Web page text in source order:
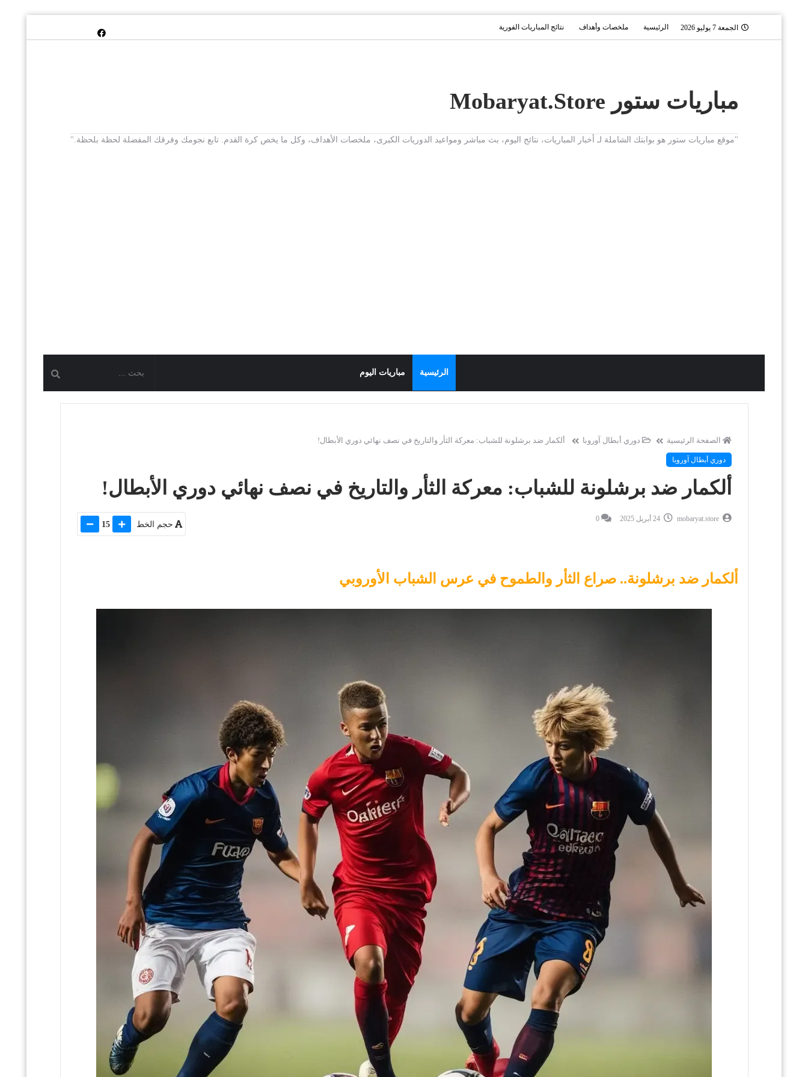
الجمعة 7 يوليو 2026 الرئيسية ملخصات وأهداف نتائج المباريات الفورية
مباريات ستور Mobaryat.Store
"موقع مباريات ستور هو بوابتك الشاملة لـ أخبار المباريات، نتائج اليوم، بث مباشر ومواعيد الدوريات الكبرى، ملخصات الأهداف، وكل ما يخص كرة القدم. تابع نجومك وفرقك المفضلة لحظة بلحظة."
الرئيسية مباريات اليوم
الصفحة الرئيسية دوري أبطال آوروبا ألكمار ضد برشلونة للشباب: معركة الثأر والتاريخ في نصف نهائي دوري الأبطال!
دوري أبطال آوروبا
ألكمار ضد برشلونة للشباب: معركة الثأر والتاريخ في نصف نهائي دوري الأبطال!
mobaryat.store 24 أبريل 2025 0
حجم الخط 15
ألكمار ضد برشلونة.. صراع الثأر والطموح في عرس الشباب الأوروبي